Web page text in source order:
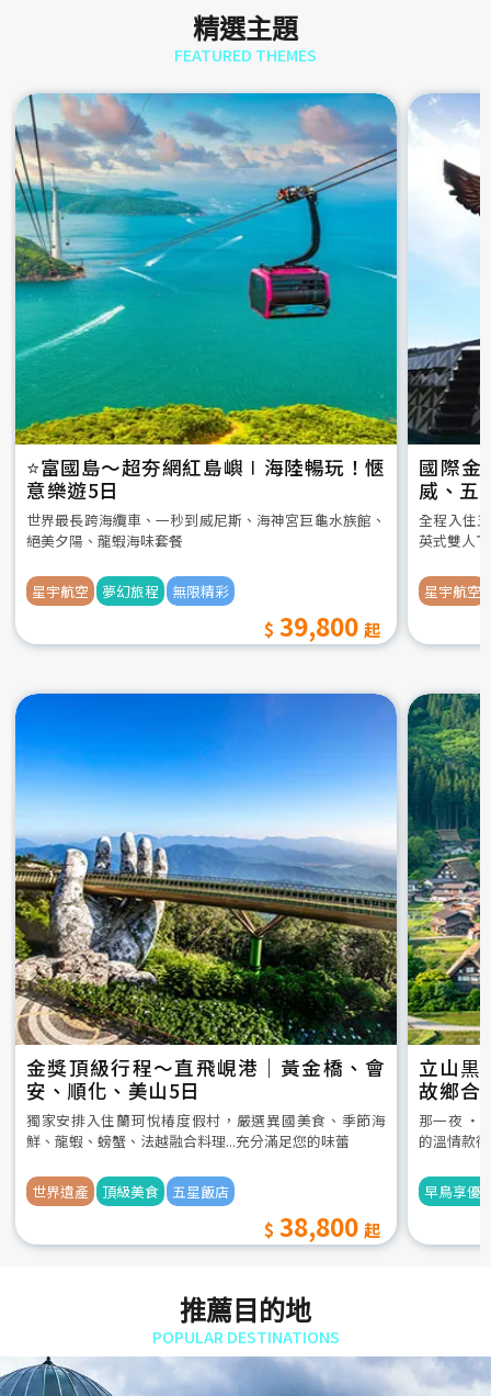
精選主題
FEATURED THEMES
⭐️富國島～超夯網紅島嶼∣海陸暢玩！愜
意樂遊5日
世界最長跨海纜車、一秒到威尼斯、海神宮巨龜水族館、
絕美夕陽、龍蝦海味套餐
星宇航空 夢幻旅程 無限精彩
39,800
國際金
威、五
全程入住
英式雙人
星宇航空
金獎頂級行程～直飛峴港｜黃金橋、會
安、順化、美山5日
獨家安排入住蘭珂悅椿度假村，嚴選異國美食、季節海
鮮、龍蝦、螃蟹、法越融合料理...充分滿足您的味蕾
世界遺產 頂級美食 五星飯店
38,800
立山黒
故鄉合
5日
那一夜 ‧
的溫情款
早鳥享優
推薦目的地
POPULAR DESTINATIONS